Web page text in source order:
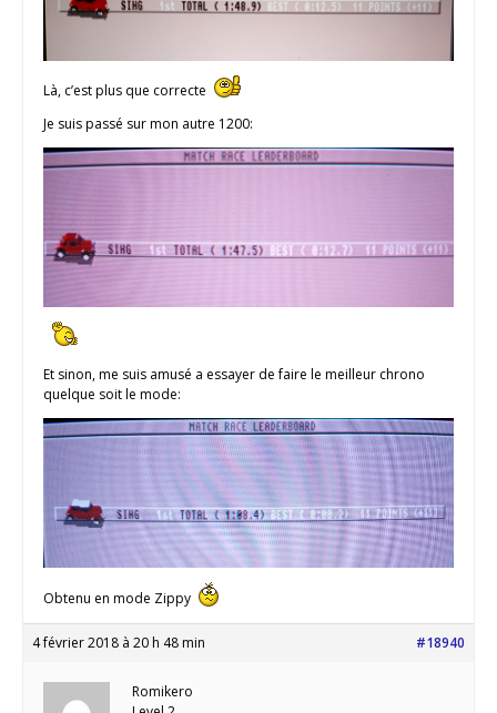
Là, c’est plus que correcte
Je suis passé sur mon autre 1200:
Et sinon, me suis amusé a essayer de faire le meilleur chrono
quelque soit le mode:
Obtenu en mode Zippy
4 février 2018 à 20 h 48 min #18940
Romikero